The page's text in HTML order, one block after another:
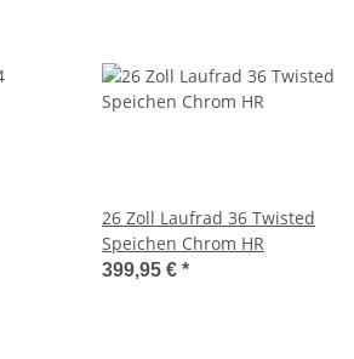
26 Zoll Laufrad 36 Twisted
Speichen Chrom HR
399,95 € *